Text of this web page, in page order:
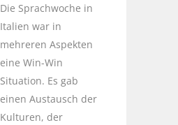
Die Sprachwoche in
Italien war in
mehreren Aspekten
eine Win-Win
Situation. Es gab
einen Austausch der
Kulturen, der